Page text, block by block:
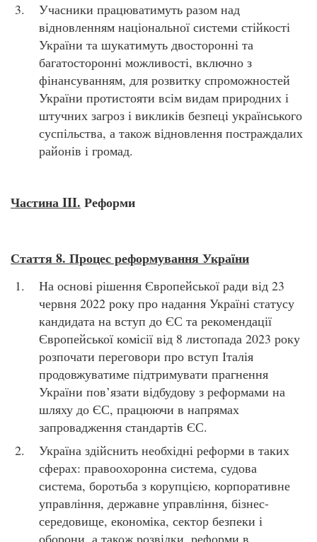
Учасники працюватимуть разом над
відновленням національної системи стійкості
України та шукатимуть двосторонні та
багатосторонні можливості, включно з
фінансуванням, для розвитку спроможностей
України протистояти всім видам природних і
штучних загроз і викликів безпеці українського
суспільства, а також відновлення постраждалих
районів і громад.
Частина III. Реформи
Стаття 8. Процес реформування України
На основі рішення Європейської ради від 23
червня 2022 року про надання Україні статусу
кандидата на вступ до ЄС та рекомендації
Європейської комісії від 8 листопада 2023 року
розпочати переговори про вступ Італія
продовжуватиме підтримувати прагнення
України пов’язати відбудову з реформами на
шляху до ЄС, працюючи в напрямах
запровадження стандартів ЄС.
Україна здійснить необхідні реформи в таких
сферах: правоохоронна система, судова
система, боротьба з корупцією, корпоративне
управління, державне управління, бізнес-
середовище, економіка, сектор безпеки і
оборони, а також розвідки, реформи в